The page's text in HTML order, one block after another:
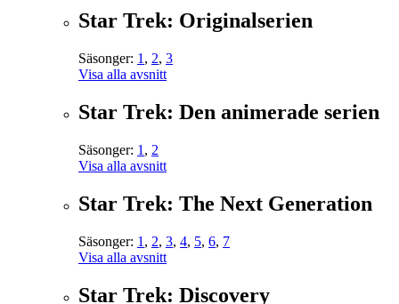
Star Trek: Originalserien
Säsonger: 1 , 2, 3
Visa alla avsnitt
Star Trek: Den animerade serien
Säsonger: 1 , 2
Visa alla avsnitt
Star Trek: The Next Generation
Säsonger: 1 , 2, 3, 4, 5, 6, 7
Visa alla avsnitt
Star Trek: Discovery